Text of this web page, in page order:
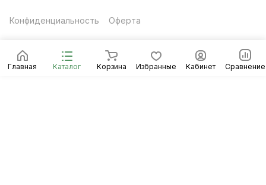
Главная Каталог Корзина Избранные Кабинет Сравнение
Конфиденциальность Оферта